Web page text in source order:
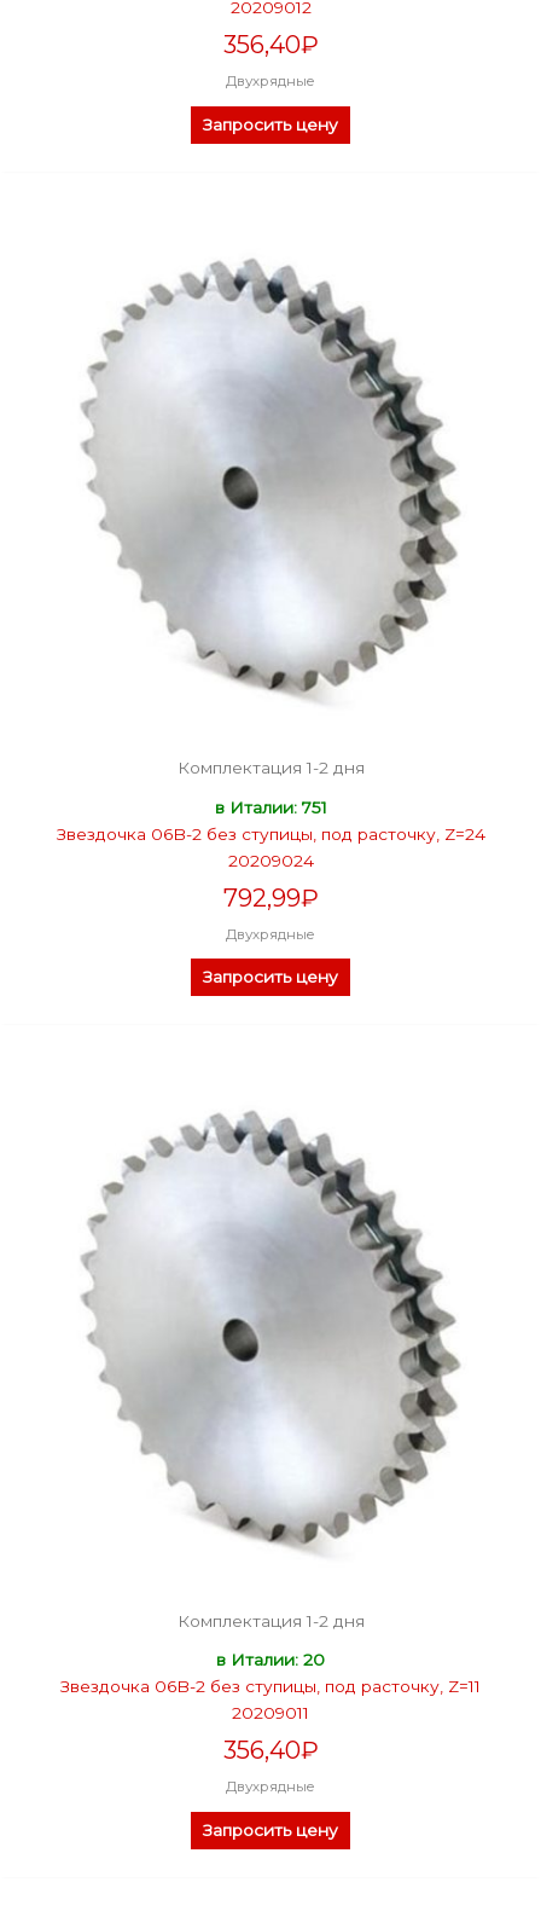
20209012
356,40₽
Двухрядные
Запросить цену
Комплектация 1-2 дня
в Италии: 751
Звездочка 06B-2 без ступицы, под расточку, Z=24
20209024
792,99₽
Двухрядные
Запросить цену
Комплектация 1-2 дня
в Италии: 20
Звездочка 06B-2 без ступицы, под расточку, Z=11
20209011
356,40₽
Двухрядные
Запросить цену